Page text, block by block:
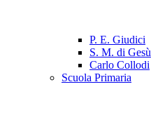
P. E. Giudici
S. M. di Gesù
Carlo Collodi
Scuola Primaria